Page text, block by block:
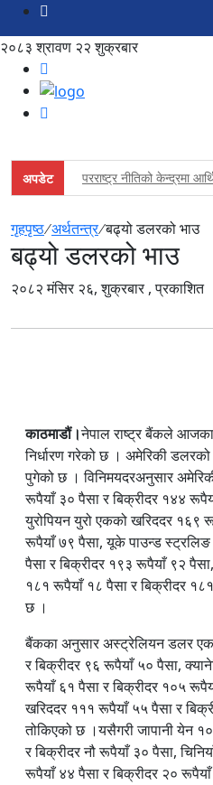
२०८३ श्रावण २२ शुक्रबार
अपडेट परराष्ट्र नीतिको केन्द्रमा
कक्षा १२ को मौका परीक्षाको
राष्ट्रिय सभामा गृहमन्त्री
स्थानीय तह निर्वाचनका लागि
हर्मुज जलघाँटी खुलाउन
समस्याग्रस्त शिव शिखर र
एलपी ग्यास आपूर्ति सहज
आईएसपीको अर्बौं बक्यौता
ग्यास वितरण सहज बनाउन
सुनसरी गोलीकाण्ड :
सुन–चाँदीको मूल्यमा गिरावट
आज पाँच संसदीय समितिको
गृहपृष्ठ∕अर्थतन्त्र∕बढ्यो डलरको भाउ
बढ्यो डलरको भाउ
२०८२ मंसिर २६, शुक्रबार , प्रकाशित
काठमाडौं।नेपाल राष्ट्र बैंकले आजका
निर्धारण गरेको छ । अमेरिकी
पुगेको छ । विनिमयदरअनुसार
रूपैयाँ ३० पैसा र बिक्रीदर १४४
युरोपियन युरो एकको खरिददर १६९
रूपैयाँ ७९ पैसा, यूके पाउन्ड
पैसा र बिक्रीदर १९३ रूपैयाँ ९२
१८१ रूपैयाँ १८ पैसा र बिक्रीदर
छ ।
बैंकका अनुसार अस्ट्रेलियन डलर
र बिक्रीदर ९६ रूपैयाँ ५० पैसा,
रूपैयाँ ६१ पैसा र बिक्रीदर १०५
खरिददर १११ रूपैयाँ ५५ पैसा र
तोकिएको छ ।यसैगरी जापानी येन
र बिक्रीदर नौ रूपैयाँ ३० पैसा,
रूपैयाँ ४४ पैसा र बिक्रीदर २० रूपैयाँ